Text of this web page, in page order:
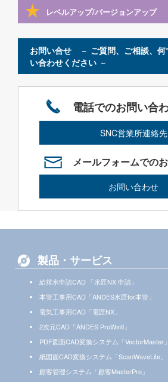
レベルアップ/バージョンアップ
お問い合せ － ご質問、ご相談、何
い合わせください －
電話でのお問い合
SNC営業所連絡先
メールフォームでの
お問い合わせ
製品・サービス
給排水申請CAD 「水匠NX 申請」
本管工事用CAD「ANDES水匠for本管」
電気工事用CAD「電匠NX」
2次元CAD「ANDES ProWinⅡ」
PDF図面CAD変換システム「VectorMaster」
紙図面CAD変換システム「ScanWaveLite」
顧客管理システム「顧客MasterPro」